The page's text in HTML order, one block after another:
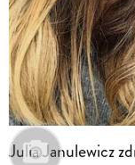
Julia Janulewicz